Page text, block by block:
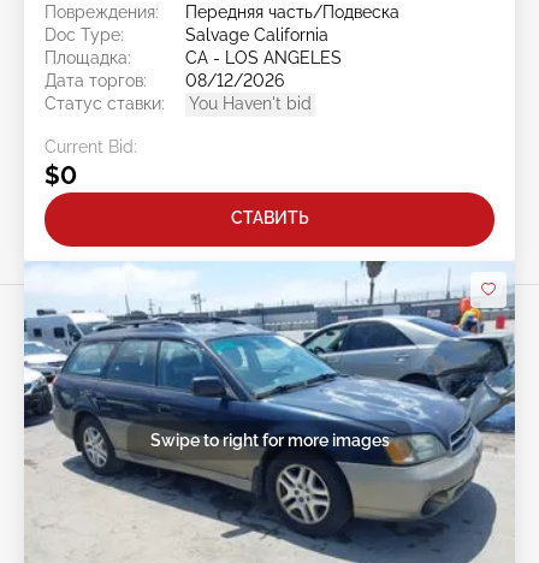
Повреждения:
Передняя часть/Подвеска
Doc Type:
Salvage California
Площадка:
CA - LOS ANGELES
Дата торгов:
08/12/2026
Статус ставки:
You Haven't bid
Current Bid:
$0
СТАВИТЬ
Swipe to right for more images